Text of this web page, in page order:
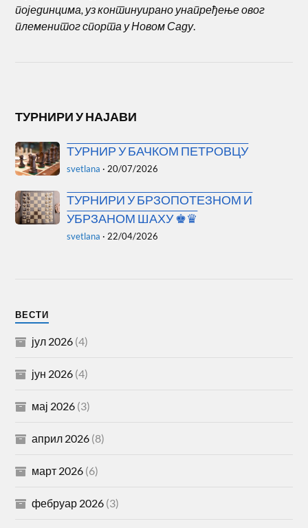
појединцима, уз континуирано унапређење овог
племенитог спорта у Новом Саду.
ТУРНИРИ У НАЈАВИ
ТУРНИР У БАЧКОМ ПЕТРОВЦУ
svetlana · 20/07/2026
ТУРНИРИ У БРЗОПОТЕЗНОМ И
УБРЗАНОМ ШАХУ ♚♛
svetlana · 22/04/2026
ВЕСТИ
јул 2026 (4)
јун 2026 (4)
мај 2026 (3)
април 2026 (8)
март 2026 (6)
фебруар 2026 (3)